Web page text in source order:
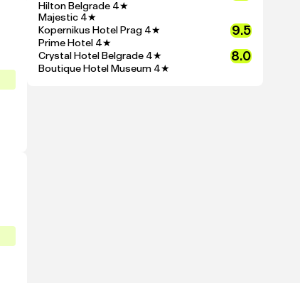
Hilton Belgrade 4★
Majestic 4★
Kopernikus Hotel Prag 4★ 9.5
Prime Hotel 4★
Crystal Hotel Belgrade 4★ 8.0
Boutique Hotel Museum 4★